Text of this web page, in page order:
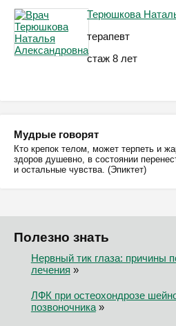
Терюшкова
терапевт
стаж 8 лет
Мудрые говорят
Кто крепок телом, может терпеть и
здоров душевно, в состоянии
и остальные чувства. (Эпиктет)
Полезно знать
Нервный тик глаза: причины
лечения »
ЛФК при остеохондрозе
позвоночника»